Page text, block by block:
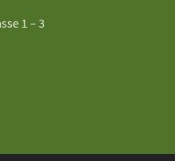
1 – 3